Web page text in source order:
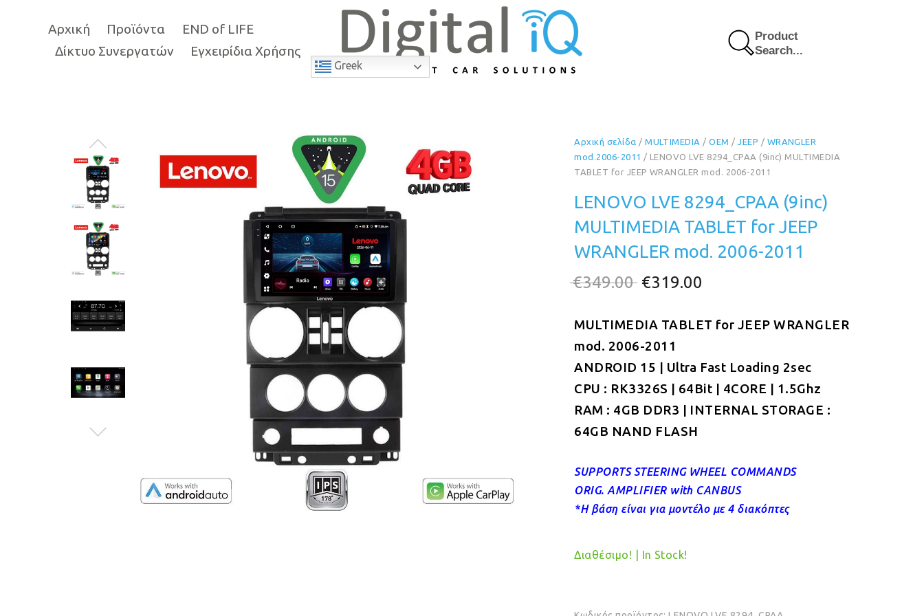
Αρχική Προϊόντα
END of LIFE
Δίκτυο Συνεργατών
Εγχειρίδια Χρήσης
Greek
Product
Search...
9% Έκπτωση
Αρχική σελίδα /MULTIMEDIA /OEM /JEEP / WRANGLER
mod.2006-2011 / LENOVO LVE 8294_CPAA (9inc) MULTIMEDIA
TABLET for JEEP WRANGLER mod. 2006-2011
LENOVO LVE 8294_CPAA (9inc)
MULTIMEDIA TABLET for JEEP
WRANGLER mod. 2006-2011
€349.00 Original
was:
€349.00.
€319.00
τιμή
€319.00.
MULTIMEDIA TABLET for JEEP WRANGLER
mod. 2006-2011
ANDROID 15 | Ultra Fast Loading 2sec
CPU : RK3326S | 64Bit | 4CORE | 1.5Ghz
RAM : 4GB DDR3 | INTERNAL STORAGE :
64GB NAND FLASH
SUPPORTS STEERING WHEEL COMMANDS
ORIG.AMPLIFIER with CANBUS
*Η βάση είναι για μοντέλο με 4 διακόπτες
Διαθέσιμο! | In Stock!